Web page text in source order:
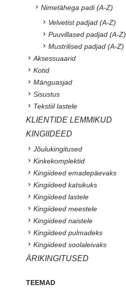
Nimetähega padi (A-Z)
Velvetist padjad (A-Z)
Puuvillased padjad (A-Z)
Mustrilised padjad (A-Z)
Aksessuaarid
Kotid
Mänguasjad
Sisustus
Tekstiil lastele
KLIENTIDE LEMMIKUD
KINGIIDEED
Jõulukingitused
Kinkekomplektid
Kingiideed emadepäevaks
Kingiideed katsikuks
Kingiideed lastele
Kingiideed meestele
Kingiideed naistele
Kingiideed pulmadeks
Kingiideed soolaleivaks
ÄRIKINGITUSED
TEEMAD